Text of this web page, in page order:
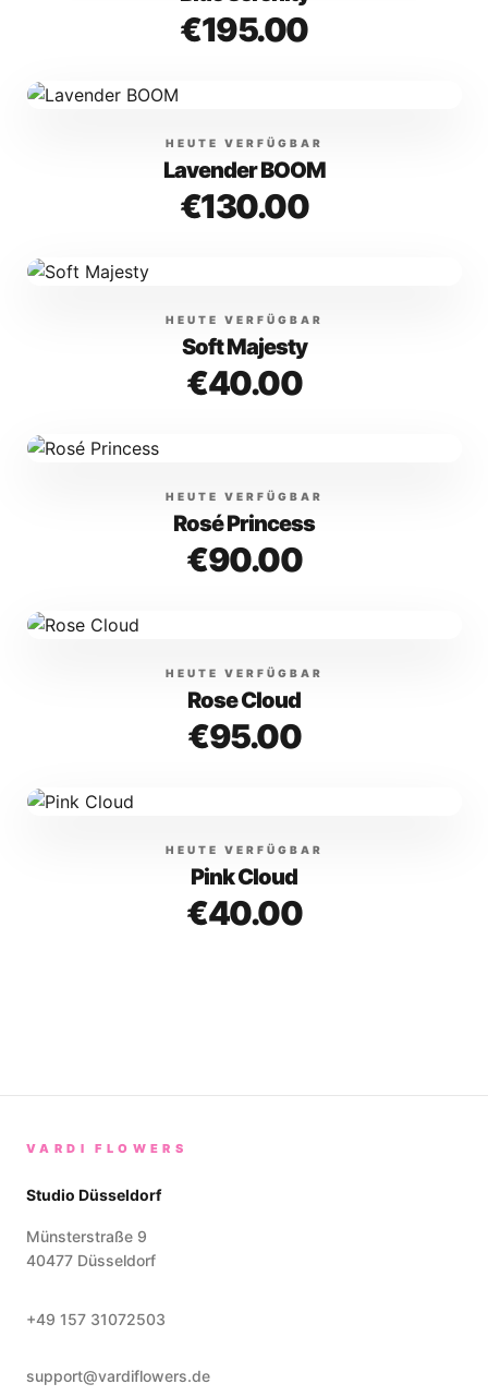
€195.00
HEUTE VERFÜGBAR
Lavender BOOM
€130.00
HEUTE VERFÜGBAR
Soft Majesty
€40.00
HEUTE VERFÜGBAR
Rosé Princess
€90.00
HEUTE VERFÜGBAR
Rose Cloud
€95.00
HEUTE VERFÜGBAR
Pink Cloud
€40.00
VARDI FLOWERS
Studio Düsseldorf
Münsterstraße 9
40477 Düsseldorf
+49 157 31072503
support@vardiflowers.de